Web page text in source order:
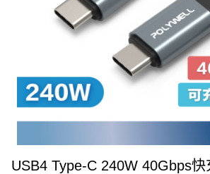
USB4 Type-C 240W 40Gbps